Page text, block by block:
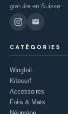
gratuite en Suisse.
CATÉGORIES
Wingfoil
Kitesurf
Accessoires
Foils & Mats